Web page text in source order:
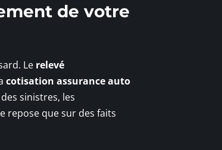
de votre
Le relevé
cotisation assurance auto
sinistres, les
repose que sur des faits